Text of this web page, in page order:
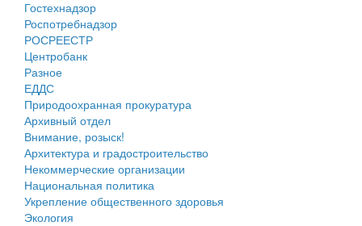
Собрание депутатов
Городское поселение
Сельские поселения
Гостехнадзор
Роспотребнадзор
РОСРЕЕСТР
Центробанк
Разное
ЕДДС
Природоохранная прокуратура
Архивный отдел
Внимание, розыск!
Архитектура и градостроительство
Некоммерческие организации
Национальная политика
Укрепление общественного здоровья
Экология